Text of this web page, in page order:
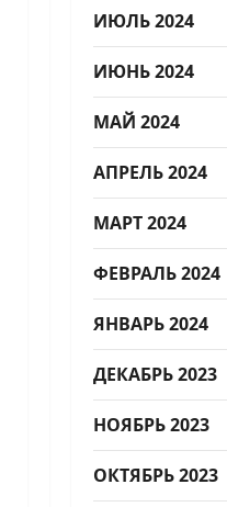
ИЮЛЬ 2024
ИЮНЬ 2024
МАЙ 2024
АПРЕЛЬ 2024
МАРТ 2024
ФЕВРАЛЬ 2024
ЯНВАРЬ 2024
ДЕКАБРЬ 2023
НОЯБРЬ 2023
ОКТЯБРЬ 2023